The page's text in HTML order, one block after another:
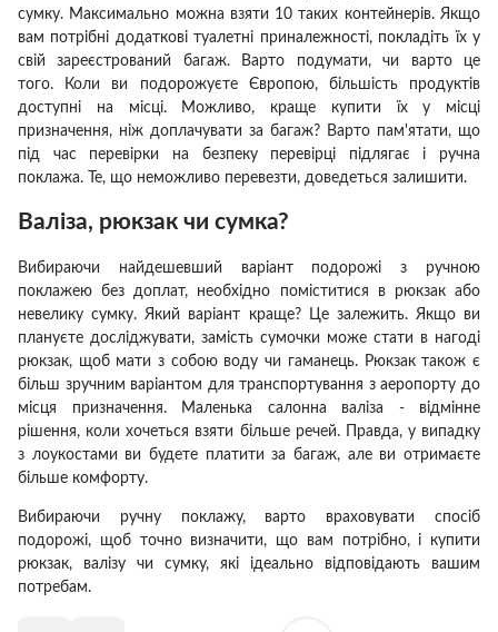
сумку. Максимально можна взяти 10 таких контейнерів.Якщо
вам потрібні додаткові туалетні приналежності, покладіть їх у
свій зареєстрований багаж.
Варто подумати, чи варто це
того.
Коли ви подорожуєте Європою, більшість продуктів
доступні на місці.
Можливо, краще купити їх у місці
призначення, ніж доплачувати за багаж? Варто пам'ятати, що
під час перевірки на безпеку перевірці підлягає і ручна
поклажа.
Те, що неможливо перевезти, доведеться залишити.
Валіза, рюкзак чи сумка?
Вибираючи найдешевший варіант подорожі з ручною
поклажею без доплат, необхідно поміститися в рюкзакабо
невелику сумку.Який варіант краще? Це залежить. Якщо ви
плануєте досліджувати, замість сумочки може стати в нагоді
рюкзак, щоб мати з собою воду чи гаманець. Рюкзак також є
більш зручним варіантом для транспортування з аеропорту до
місця призначення.
Маленька салонна валіза - відмінне
рішення, коли хочеться взяти більше речей.
Правда, у випадку
з лоукостами ви будете платити за багаж, але ви отримаєте
більше комфорту.
Вибираючи ручну поклажу, варто враховувати спосіб
подорожі, щоб точно визначити, що вам потрібно, і купити
рюкзак, валізу чи сумку, які ідеально відповідають вашим
потребам.